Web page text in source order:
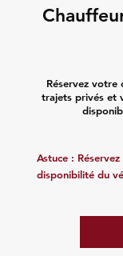
Réservez
trajets privés et
Astuce :
disponibilité du